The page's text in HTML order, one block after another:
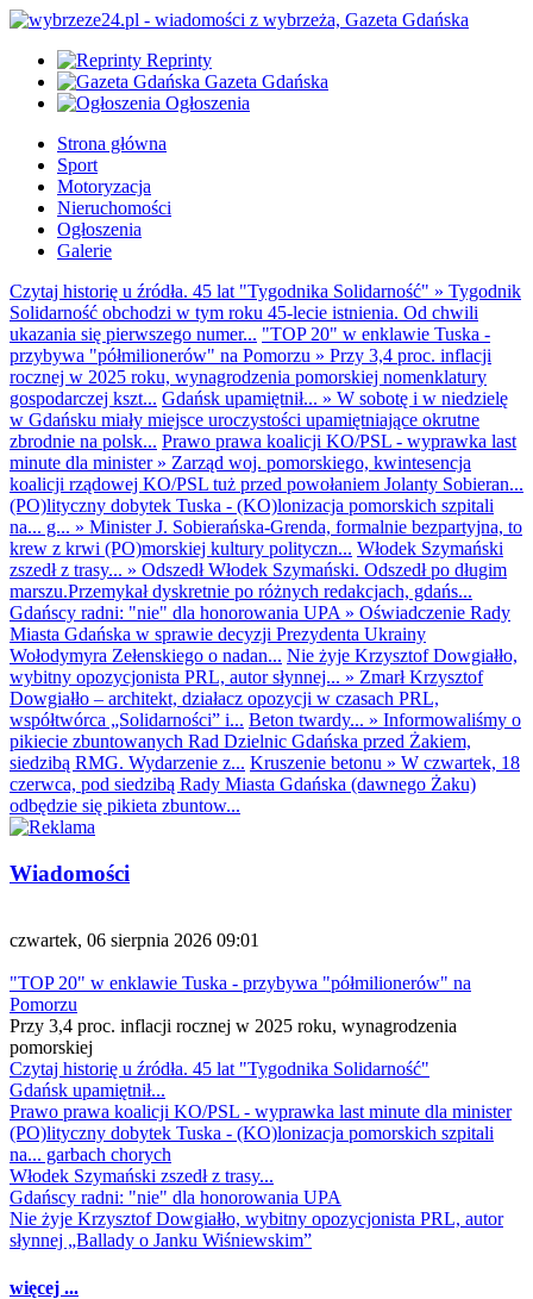
Reprinty
Gazeta Gdańska
Ogłoszenia
Strona główna
Sport
Motoryzacja
Nieruchomości
Ogłoszenia
Galerie
Czytaj historię u źródła. 45 lat "Tygodnika Solidarność" » Tygodnik
Solidarność obchodzi w tym roku 45-lecie istnienia. Od chwili
ukazania się pierwszego numer... "TOP 20" w enklawie Tuska -
przybywa "półmilionerów" na Pomorzu » Przy 3,4 proc. inflacji
rocznej w 2025 roku, wynagrodzenia pomorskiej nomenklatury
gospodarczej kszt... Gdańsk upamiętnił... » W sobotę i w niedzielę
w Gdańsku miały miejsce uroczystości upamiętniające okrutne
zbrodnie na polsk... Prawo prawa koalicji KO/PSL - wyprawka last
minute dla minister» Zarząd woj. pomorskiego, kwintesencja
koalicji rządowej KO/PSL tuż przed powołaniem Jolanty Sobieran...
(PO)lityczny dobytek Tuska - (KO)lonizacja pomorskich szpitali
na... g... » Minister J. Sobierańska-Grenda, formalnie bezpartyjna, to
krew z krwi (PO)morskiej kultury polityczn... Włodek Szymański
zszedł z trasy... » Odszedł Włodek Szymański. Odszedł po długim
marszu.Przemykał dyskretnie po różnych redakcjach, gdańs...
Gdańscy radni: "nie" dla honorowania UPA » Oświadczenie Rady
Miasta Gdańska w sprawie decyzji Prezydenta Ukrainy
Wołodymyra Zełenskiego o nadan... Nie żyje Krzysztof Dowgiałło,
wybitny opozycjonista PRL, autor słynnej... » Zmarł Krzysztof
Dowgiałło – architekt, działacz opozycji w czasach PRL,
współtwórca „Solidarności” i... Beton twardy... » Informowaliśmy o
pikiecie zbuntowanych Rad Dzielnic Gdańska przed Żakiem,
siedzibą RMG. Wydarzenie z... Kruszenie betonu » W czwartek, 18
czerwca, pod siedzibą Rady Miasta Gdańska (dawnego Żaku)
odbędzie się pikieta zbuntow...
Wiadomości
czwartek, 06 sierpnia 2026 09:01
"TOP 20" w enklawie Tuska - przybywa "półmilionerów" na
Pomorzu
Przy 3,4 proc. inflacji rocznej w 2025 roku, wynagrodzenia
pomorskiej
Czytaj historię u źródła. 45 lat "Tygodnika Solidarność"
Gdańsk upamiętnił...
Prawo prawa koalicji KO/PSL - wyprawka last minute dla minister
(PO)lityczny dobytek Tuska - (KO)lonizacja pomorskich szpitali
na... garbach chorych
Włodek Szymański zszedł z trasy...
Gdańscy radni: "nie" dla honorowania UPA
Nie żyje Krzysztof Dowgiałło, wybitny opozycjonista PRL, autor
słynnej „Ballady o Janku Wiśniewskim”
więcej ...